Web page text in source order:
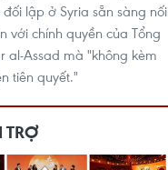
lập ở Syria sẵn sàng nối
với chính quyền của Tổng
al-Assad mà "không kèm
tiên quyết."